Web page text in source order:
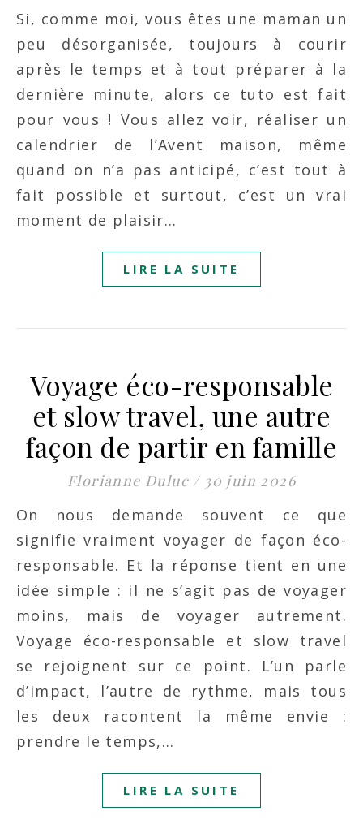
Si, comme moi, vous êtes une maman un
peu désorganisée, toujours à courir
après le temps et à tout préparer à la
dernière minute, alors ce tuto est fait
pour vous ! Vous allez voir, réaliser un
calendrier de l’Avent maison, même
quand on n’a pas anticipé, c’est tout à
fait possible et surtout, c’est un vrai
moment de plaisir…
LIRE LA SUITE
Voyage éco-responsable
et slow travel, une autre
façon de partir en famille
Florianne Duluc / 30 juin 2026
On nous demande souvent ce que
signifie vraiment voyager de façon éco-
responsable. Et la réponse tient en une
idée simple : il ne s’agit pas de voyager
moins, mais de voyager autrement.
Voyage éco-responsable et slow travel
se rejoignent sur ce point. L’un parle
d’impact, l’autre de rythme, mais tous
les deux racontent la même envie :
prendre le temps,…
LIRE LA SUITE